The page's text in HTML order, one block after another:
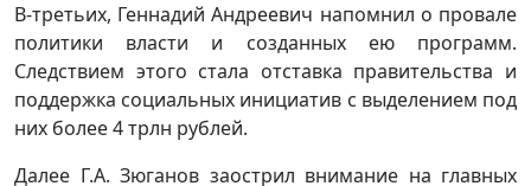
В-третьих, Геннадий Андреевич напомнил о провале
политики власти и созданных ею программ.
Следствием этого стала отставка правительства и
поддержка социальных инициатив с выделением под
них более 4 трлн рублей.
Далее Г.А. Зюганов заострил внимание на главных